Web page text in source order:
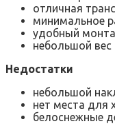
отличная
минимальное
удобный
небольшой вес
Недостатки
небольшой
нет места для
белоснежные